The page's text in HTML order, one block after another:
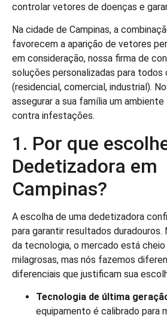
controlar vetores de doenças e
Na cidade de Campinas, a
favorecem a aparição de vetores
em consideração, nossa firma de
soluções personalizadas para todos
(residencial, comercial, industrial).
assegurar a sua família um
contra infestações.
1. Por que
Dedetizadora em
Campinas?
A escolha de uma dedetizadora
para garantir resultados
da tecnologia, o mercado está
milagrosas, mas nós fazemos
diferenciais que justificam sua
Tecnologia de última
equipamento é calibrado para